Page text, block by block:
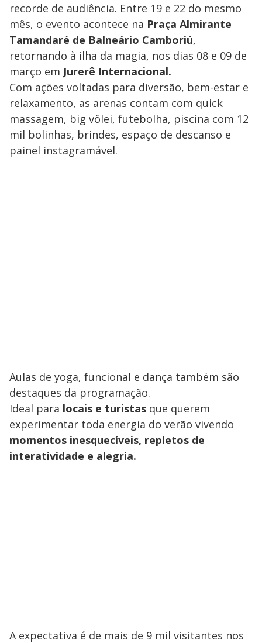
recorde de audiência. Entre 19 e 22 do mesmo
mês, o evento acontece na Praça Almirante
Tamandaré de Balneário Camboriú,
retornando à ilha da magia, nos dias 08 e 09 de
março em Jurerê Internacional.
Com ações voltadas para diversão, bem-estar e
relaxamento, as arenas contam com quick
massagem, big vôlei, futebolha, piscina com 12
mil bolinhas, brindes, espaço de descanso e
painel instagramável.
Aulas de yoga, funcional e dança também são
destaques da programação.
Ideal para locais e turistas que querem
experimentar toda energia do verão vivendo
momentos inesquecíveis, repletos de
interatividade e alegria.
A expectativa é de mais de 9 mil visitantes nos